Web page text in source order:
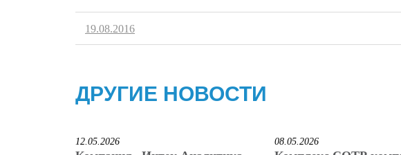
19.08.2016
ДРУГИЕ НОВОСТИ
12.05.2026 08.05.2026